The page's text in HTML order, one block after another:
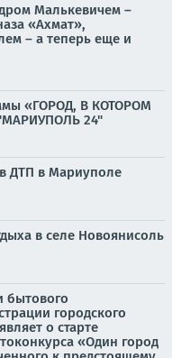
Малькевичем –
«Ахмат»,
– а теперь еще и
«ГОРОД, В КОТОРОМ
24"
ДТП в Мариуполе
в селе Новоянисоль
бытового
городского
о старте
«Один город